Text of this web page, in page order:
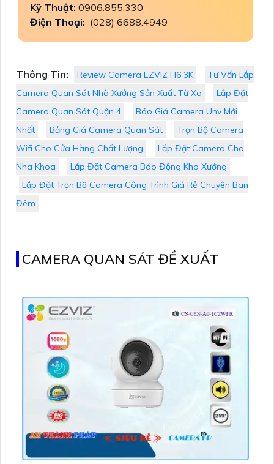
Kỹ Thuật: 0906.855.330
Điện Thoại: (028) 6688.4949
Thông Tin: Review Camera EZVIZ H6 3K
Tư Vấn Lắp
Camera Quan Sát Nhà Xưởng Sản Xuất Từ Xa
Lắp Đặt
Camera Quan Sát Quận 4
Báo Giá Camera Unv Mới
Nhất
Bảng Giá Camera Quan Sát
Trọn Bộ Camera
Wifi Cho Cửa Hàng Chất Lượng
Lắp Đặt Camera Cho
Nha Khoa
Lắp Đặt Camera Báo Động Kho Xưởng
Lắp Đặt Trọn Bộ Camera Công Trình Giá Rẻ Chuyên Ban
Đêm
CAMERA QUAN SÁT ĐỀ XUẤT